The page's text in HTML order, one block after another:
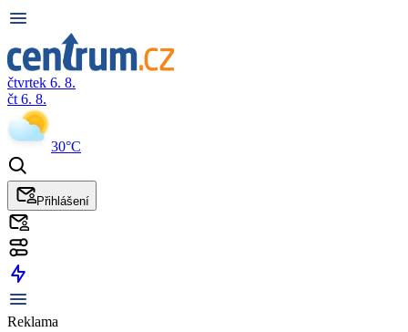
čtvrtek 6. 8.
čt 6. 8.
30°C
Přihlášení
Reklama